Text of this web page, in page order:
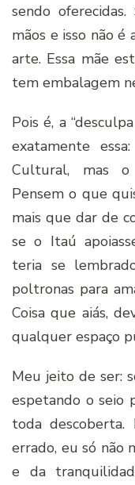
sendo
mãos e isso não
arte. Essa mãe
tem embalagem
Pois é, a
exatamente
Cultural, mas o
Pensem o que
mais que dar de
se o Itaú
teria se
poltronas para
Coisa que aiás,
qualquer espaço
Meu jeito de ser:
espetando o seio
toda
errado, eu só não
e da